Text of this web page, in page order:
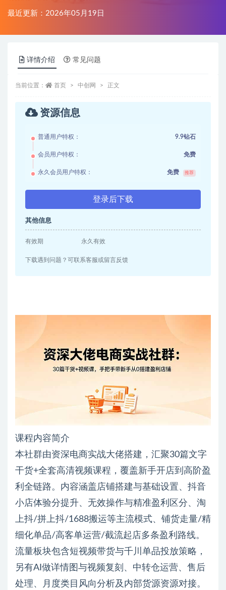
最近更新：2026年05月19日
详情介绍 常见问题
当前位置： 首页 中创网 正文
资源信息
普通用户特权： 9.9钻石
会员用户特权： 免费
永久会员用户特权： 免费 推荐
登录后下载
其他信息
有效期 永久有效
下载遇到问题？可联系客服或留言反馈
课程内容简介
本社群由资深电商实战大佬搭建，汇聚30篇文字
干货+全套高清视频课程，覆盖新手开店到高阶盈
利全链路。内容涵盖店铺搭建与基础设置、抖音
小店体验分提升、无效操作与精准盈利区分、淘
上抖/拼上抖/1688搬运等主流模式、铺货走量/精
细化单品/高客单运营/截流起店多条盈利路线。
流量板块包含短视频带货与千川单品投放策略，
另有AI做详情图与视频复刻、中转仓运营、售后
处理、月度类目风向分析及内部货源资源对接。